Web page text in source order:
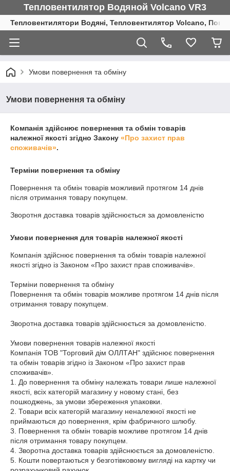
Тепловентилятор Водяной Volcano VR3
Тепловентилятори Водяні, Тепловентилятор Volcano,
Умови повернення та обміну
Умови повернення та обміну
Компанія здійснює повернення та обмін товарів
належної якості згідно Закону «Про захист прав
споживачів».
Терміни повернення та обміну
Повернення та обмін товарів можливий протягом 14 днів
після отримання товару покупцем.
Зворотня доставка товарів здійснюється за домовленістю
Умови повернення для товарів належної якості
Компанія здійснює повернення та обмін товарів належної
якості згідно із Законом «Про захист прав споживачів».
Терміни повернення та обміну
Повернення та обмін товарів можливе протягом 14 днів після
отримання товару покупцем.
Зворотна доставка товарів здійснюється за домовленістю.
Умови повернення товарів належної якості
Компанія ТОВ "Торговий дім ОЛЛТАН" здійснює повернення
та обмін товарів згідно із Законом «Про захист прав
споживачів».
1. До повернення та обміну належать товари лише належної
якості, всіх категорій магазину у новому стані, без
пошкоджень, за умови збереження упаковки.
2. Товари всіх категорій магазину неналежної якості не
приймаються до повернення, крім фабричного шлюбу.
3. Повернення та обмін товарів можливе протягом 14 днів
після отримання товару покупцем.
4. Зворотна доставка товарів здійснюється за домовленістю.
5. Кошти повертаються у безготівковому вигляді на картку чи